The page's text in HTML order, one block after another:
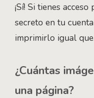
¡Sí! Si tienes
secreto en tu
imprimirlo igual
¿Cuántas
una página?